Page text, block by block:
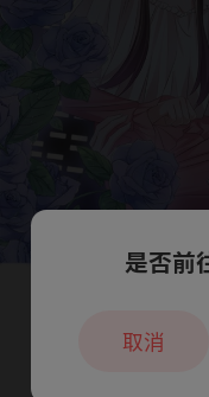
本章节仅
是否前
取消